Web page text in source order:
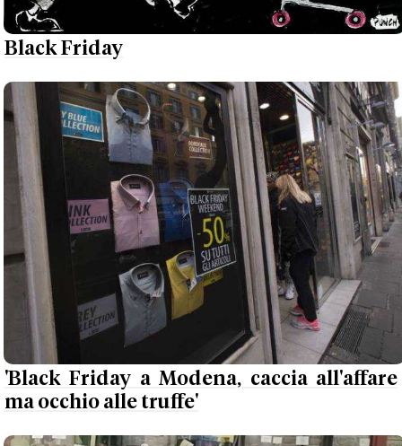
Black Friday
'Black Friday a Modena, caccia all'affare
ma occhio alle truffe'